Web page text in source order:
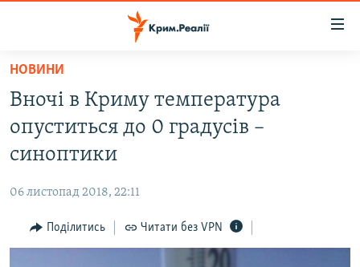
Перейти
основного
матеріалу
Перейти
до
основної
Перейти
до
ВІДЕО ТА ФОТО
БЛОГИ
ПОГЛЯД
НОВИНИ
Вночі в Криму температура
опуститься до 0 градусів –
синоптики
06 листопад 2018, 22:11
Поділитись Читати без VPN